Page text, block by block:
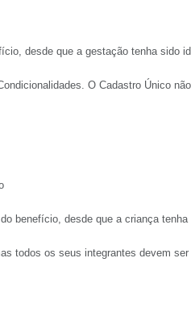
desde que a gestação tenha sido
O Cadastro Único
benefício, desde que a criança
todos os seus integrantes devem